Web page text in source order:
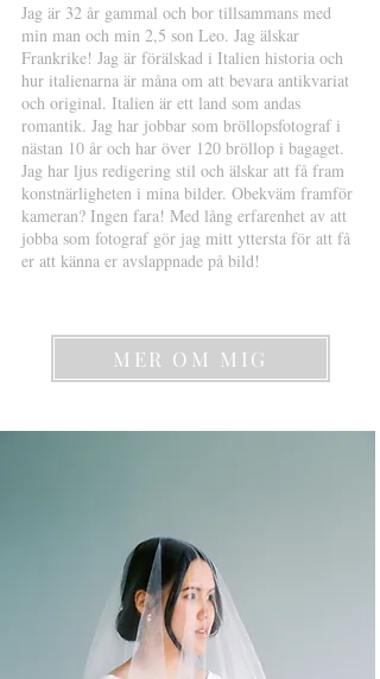
Jag är 32 år gammal och bor tillsammans med
min man och min 2,5 son Leo. Jag älskar
Frankrike! Jag är förälskad i Italien historia och
hur italienarna är måna om att bevara antikvariat
och original. Italien är ett land som andas
romantik. Jag har jobbar som bröllopsfotograf i
nästan 10 år och har över 120 bröllop i bagaget.
Jag har ljus redigering stil och älskar att få fram
konstnärligheten i mina bilder. Obekväm framför
kameran? Ingen fara! Med lång erfarenhet av att
jobba som fotograf gör jag mitt yttersta för att få
er att känna er avslappnade på bild!
MER OM MIG